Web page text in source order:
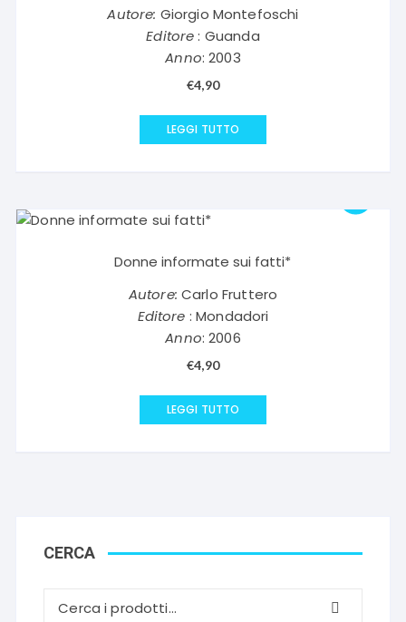
Autore: Giorgio Montefoschi
Editore: Guanda
Anno: 2003
€4,90
LEGGI TUTTO
Donne informate sui fatti*
Autore: Carlo Fruttero
Editore : Mondadori
Anno: 2006
€4,90
LEGGI TUTTO
CERCA